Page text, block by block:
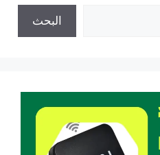
البحث